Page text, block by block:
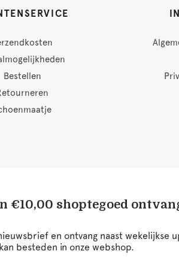
Bestellen
€10,00 shoptegoed
en ontvang naast wekelijkse
besteden in onze webshop.